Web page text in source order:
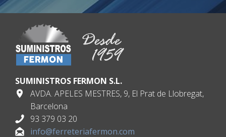
SUMINISTROS FERMON S.L.
AVDA. APELES MESTRES, 9, El Prat de Llobregat,
Barcelona
93 379 03 20
info@ferreteriafermon.com